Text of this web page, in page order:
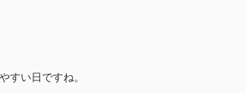
すい日ですね。